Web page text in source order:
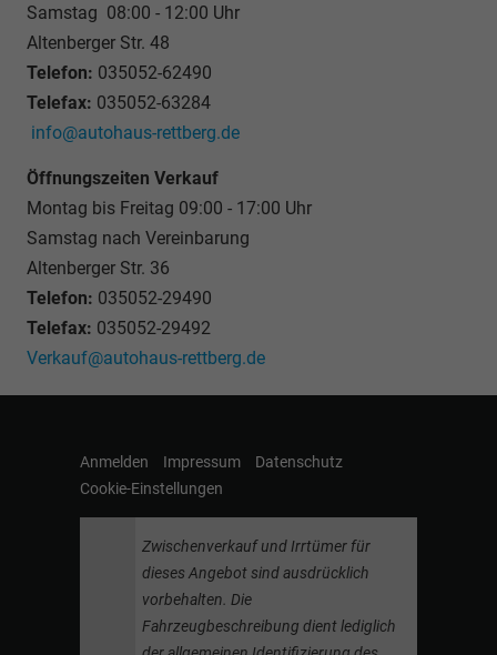
Samstag 08:00 - 12:00 Uhr
Altenberger Str. 48
Telefon: 035052-62490
Telefax: 035052-63284
info@autohaus-rettberg.de
Öffnungszeiten Verkauf
Montag bis Freitag 09:00 - 17:00 Uhr
Samstag nach Vereinbarung
Altenberger Str. 36
Telefon: 035052-29490
Telefax: 035052-29492
Verkauf@autohaus-rettberg.de
Anmelden Impressum
Datenschutz
Cookie-Einstellungen
Zwischenverkauf und Irrtümer für
dieses Angebot sind ausdrücklich
vorbehalten. Die
Fahrzeugbeschreibung dient lediglich